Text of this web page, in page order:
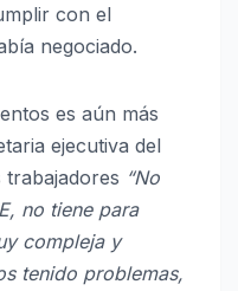
con el
negociado.
es aún más
ejecutiva del
“No
no tiene para
compleja y
tenido problemas,